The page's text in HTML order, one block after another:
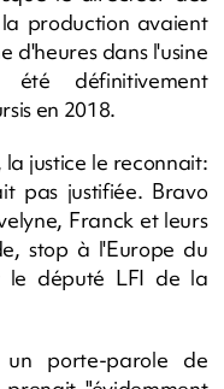
production avaient
d'heures dans l'usine
définitivement
en 2018.
justice le reconnait:
pas justifiée. Bravo
Franck et leurs
stop à l'Europe du
le député LFI de la
porte-parole de